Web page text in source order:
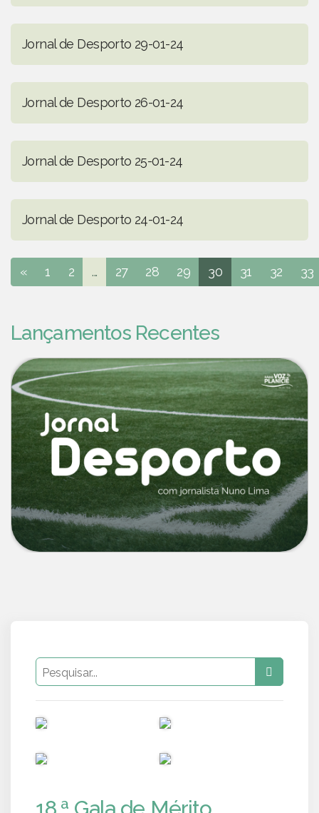
Jornal de Desporto 29-01-24
Jornal de Desporto 26-01-24
Jornal de Desporto 25-01-24
Jornal de Desporto 24-01-24
« 1 2 ... 27 28 29 30 31 32 33
Lançamentos Recentes